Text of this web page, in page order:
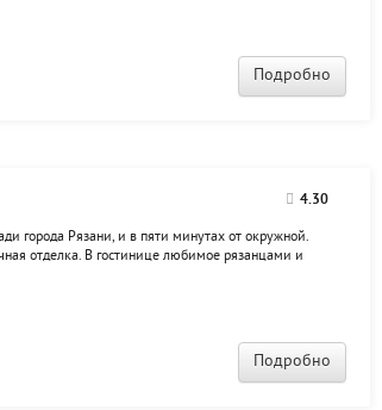
Подробно
4.30
города Рязани, и в пяти минутах от окружной.
отделка. В гостинице любимое рязанцами и
размещаются бесплатно на имеющихся спальных
Подробно